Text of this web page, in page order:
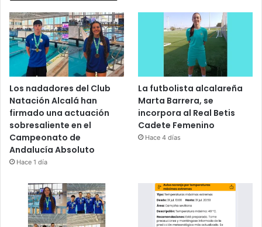
Los nadadores del Club
Natación Alcalá han
firmado una actuación
sobresaliente en el
Campeonato de
Andalucía Absoluto
Hace 1 día
La futbolista alcalareña
Marta Barrera, se
incorpora al Real Betis
Cadete Femenino
Hace 4 días